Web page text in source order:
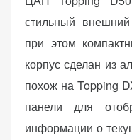
стильный
при этом
корпус сделан из
похож на Topping
панели для
информации о